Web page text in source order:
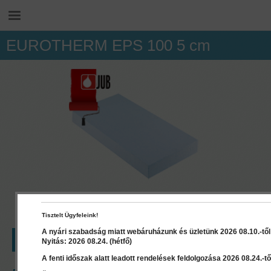
EUROTHERM EPS 100 5 cm
LEÍRÁS RÉSZLETEK
Tisztelt Ügyfeleink!
A nyári szabadság miatt webáruházunk és üzletünk 2026 08.10.-
Nyitás: 2026 08.24. (hétfő)
A fenti időszak alatt leadott rendelések feldolgozása 2026 08.24.-